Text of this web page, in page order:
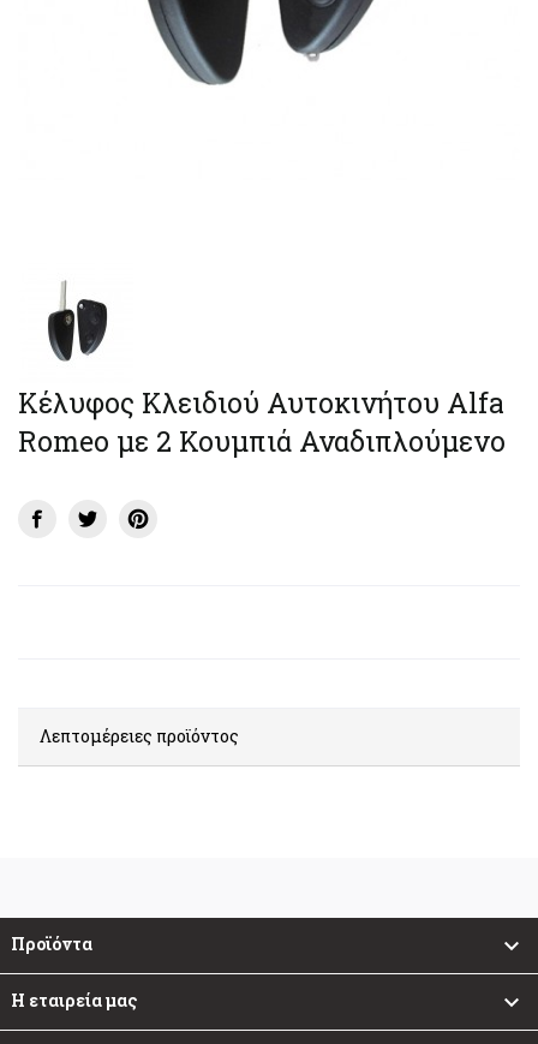
Κέλυφος Κλειδιού Αυτοκινήτου Alfa
Romeo με 2 Κουμπιά Αναδιπλούμενο
Λεπτομέρειες προϊόντος
Προϊόντα 
Η εταιρεία μας 